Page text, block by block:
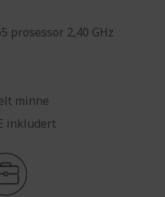
prosessor 2,40 GHz
minne
inkludert